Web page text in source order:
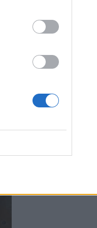
SEGUICI SUI SOCIAL